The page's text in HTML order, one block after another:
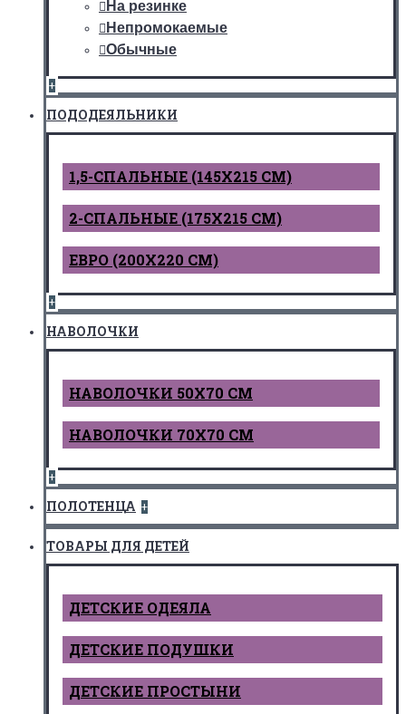
На резинке
Непромокаемые
Обычные
+
ПОДОДЕЯЛЬНИКИ
1,5-СПАЛЬНЫЕ (145Х215 СМ)
2-СПАЛЬНЫЕ (175Х215 СМ)
ЕВРО (200Х220 СМ)
+
НАВОЛОЧКИ
НАВОЛОЧКИ 50Х70 СМ
НАВОЛОЧКИ 70Х70 СМ
+
ПОЛОТЕНЦА +
ТОВАРЫ ДЛЯ ДЕТЕЙ
ДЕТCКИЕ ОДЕЯЛА
ДЕТСКИЕ ПОДУШКИ
ДЕТСКИЕ ПРОСТЫНИ